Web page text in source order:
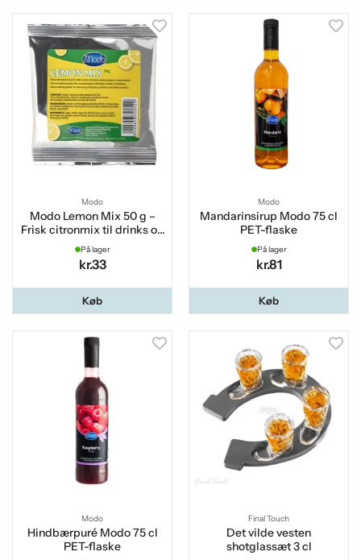
Modo
Modo Lemon Mix 50 g –
Frisk citronmix til drinks og
bagning m.m.
På lager
kr.33
Køb
Modo
Mandarinsirup Modo 75 cl
PET-flaske
På lager
kr.81
Køb
Modo
Hindbærpuré Modo 75 cl
PET-flaske
Final Touch
Det vilde vesten
shotglassæt 3 cl